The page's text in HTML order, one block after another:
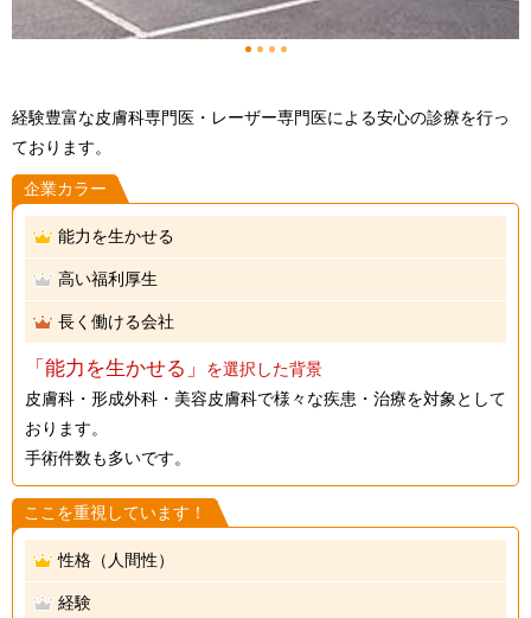
1234
経験豊富な皮膚科専門医・レーザー専門医による安心の診療を行っ
ております。
企業カラー
能力を生かせる
高い福利厚生
長く働ける会社
「能力を生かせる」
を選択した背景
皮膚科・形成外科・美容皮膚科で様々な疾患・治療を対象として
おります。
手術件数も多いです。
ここを重視しています！
性格（人間性）
経験